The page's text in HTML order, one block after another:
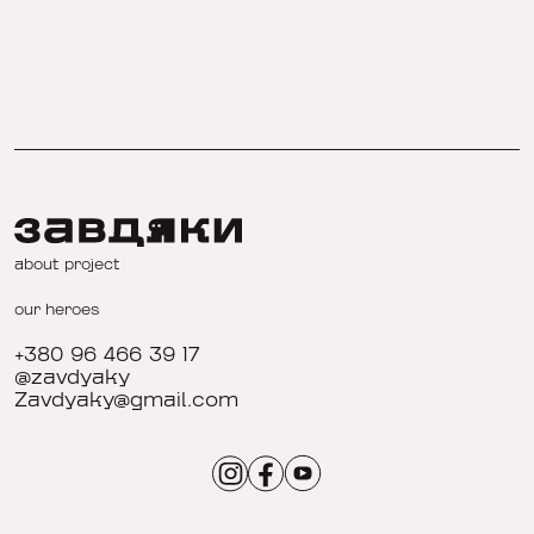
about project
our heroes
+380 96 466 39 17
@zavdyaky
Zavdyaky@gmail.com